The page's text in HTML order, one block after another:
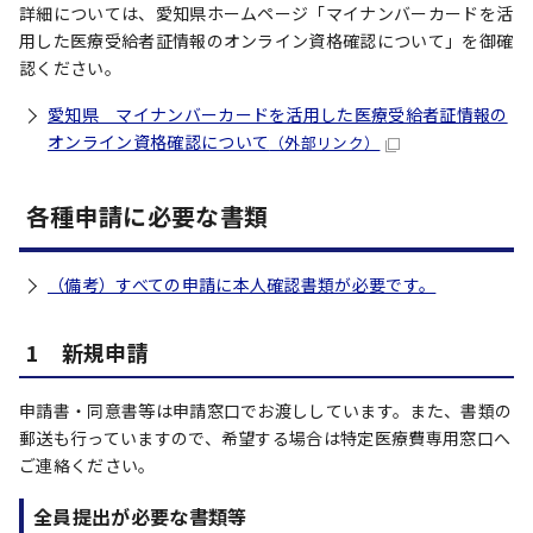
詳細については、愛知県ホームページ「マイナンバーカードを活
用した医療受給者証情報のオンライン資格確認について」を御確
認ください。
愛知県 マイナンバーカードを活用した医療受給者証情報の
オンライン資格確認について （外部リンク）
各種申請に必要な書類
（備考）すべての申請に本人確認書類が必要です。
1 新規申請
申請書・同意書等は申請窓口でお渡ししています。また、書類の
郵送も行っていますので、希望する場合は特定医療費専用窓口へ
ご連絡ください。
全員提出が必要な書類等